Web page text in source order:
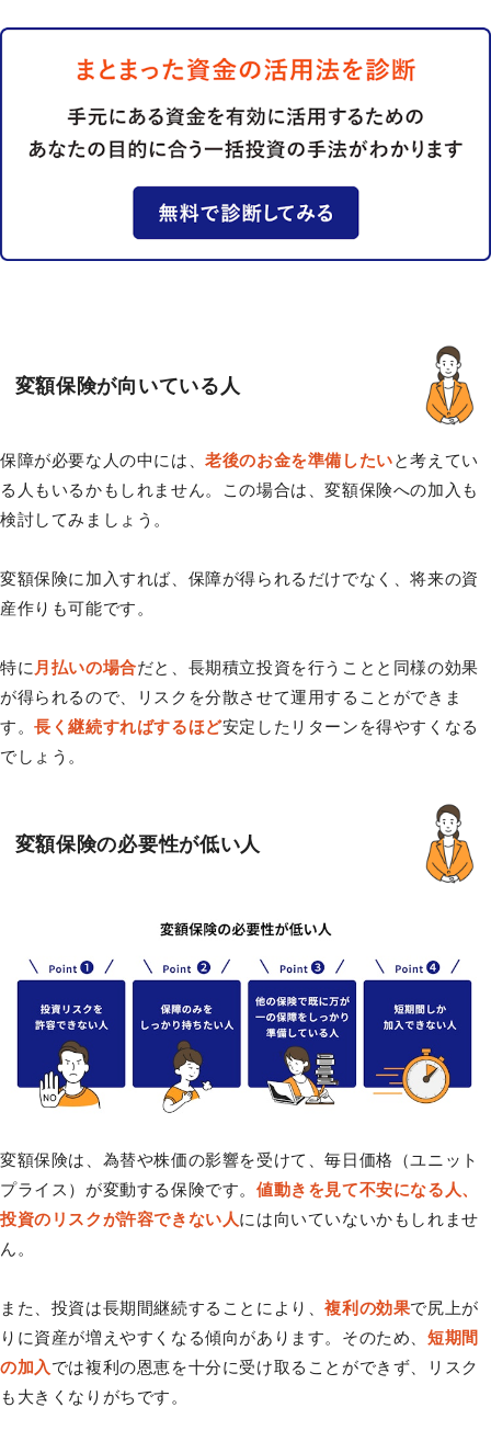
変額保険が向いている人
保障が必要な人の中には、老後のお金を準備したいと考えてい
る人もいるかもしれません。この場合は、変額保険への加入も
検討してみましょう。
変額保険に加入すれば、保障が得られるだけでなく、将来の資
産作りも可能です。
特に 月払いの場合だと、長期積立投資を行うことと同様の効果
が得られるので、リスクを分散させて運用することができま
す。長く継続すればするほど安定したリターンを得やすくなる
でしょう。
変額保険の必要性が低い人
変額保険は、為替や株価の影響を受けて、毎日価格（ユニット
プライス）が変動する保険です。 値動きを見て不安になる人、
投資のリスクが許容できない人には向いていないかもしれませ
ん。
また、投資は長期間継続することにより、複利の効果で尻上が
りに資産が増えやすくなる傾向があります。そのため、 短期間
の加入 では複利の恩恵を十分に受け取ることができず、リスク
も大きくなりがちです。